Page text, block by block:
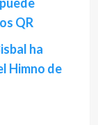
QR
ha
Himno de